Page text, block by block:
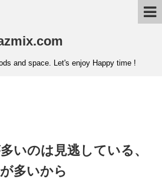
and space. Let's enjoy Happy time !
いのは見逃している、
多いから